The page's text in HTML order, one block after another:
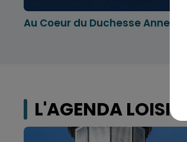
Au Coeur du Duchesse Anne
L'AGENDA LOISIRS